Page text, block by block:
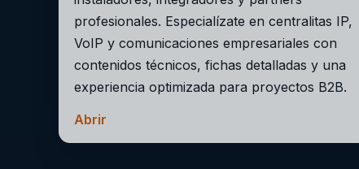
profesionales. Especialízate en centralitas IP,
VoIP y comunicaciones empresariales con
contenidos técnicos, fichas detalladas y una
experiencia optimizada para proyectos B2B.
Abrir